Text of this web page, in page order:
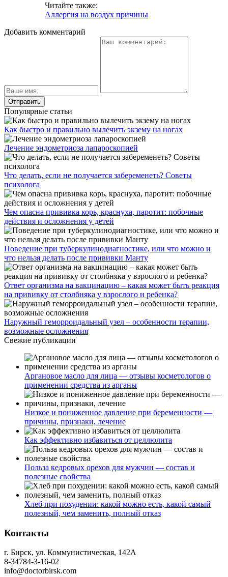
Читайте также:
Аллергия на воздух причины
Добавить комментарий
Популярные статьи
Как быстро и правильно вылечить экзему на ногах
Лечение эндометриоза лапароскопией
Что делать, если не получается забеременеть? Советы
психолога
Чем опасна прививка корь, краснуха, паротит: побочные
действия и осложнения у детей
Поведение при туберкулинодиагностике, или что можно и
что нельзя делать после прививки Манту
Ответ организма на вакцинацию – какая может быть реакция
на прививку от столбняка у взрослого и ребенка?
Наружный геморроидальный узел – особенности терапии,
возможные осложнения
Свежие публикации
Аргановое масло для лица — отзывы косметологов о
применении средства из арганы
Низкое и пониженное давление при беременности —
причины, признаки, лечение
Как эффективно избавиться от целлюлита
Польза кедровых орехов для мужчин — состав и
полезные свойства
Хлеб при похудении: какой можно есть, какой самый
полезный, чем заменить, полный отказ
Контакты
г. Бирск, ул. Коммунистическая, 142А
8-34784-3-16-02
info@doctorbirsk.com